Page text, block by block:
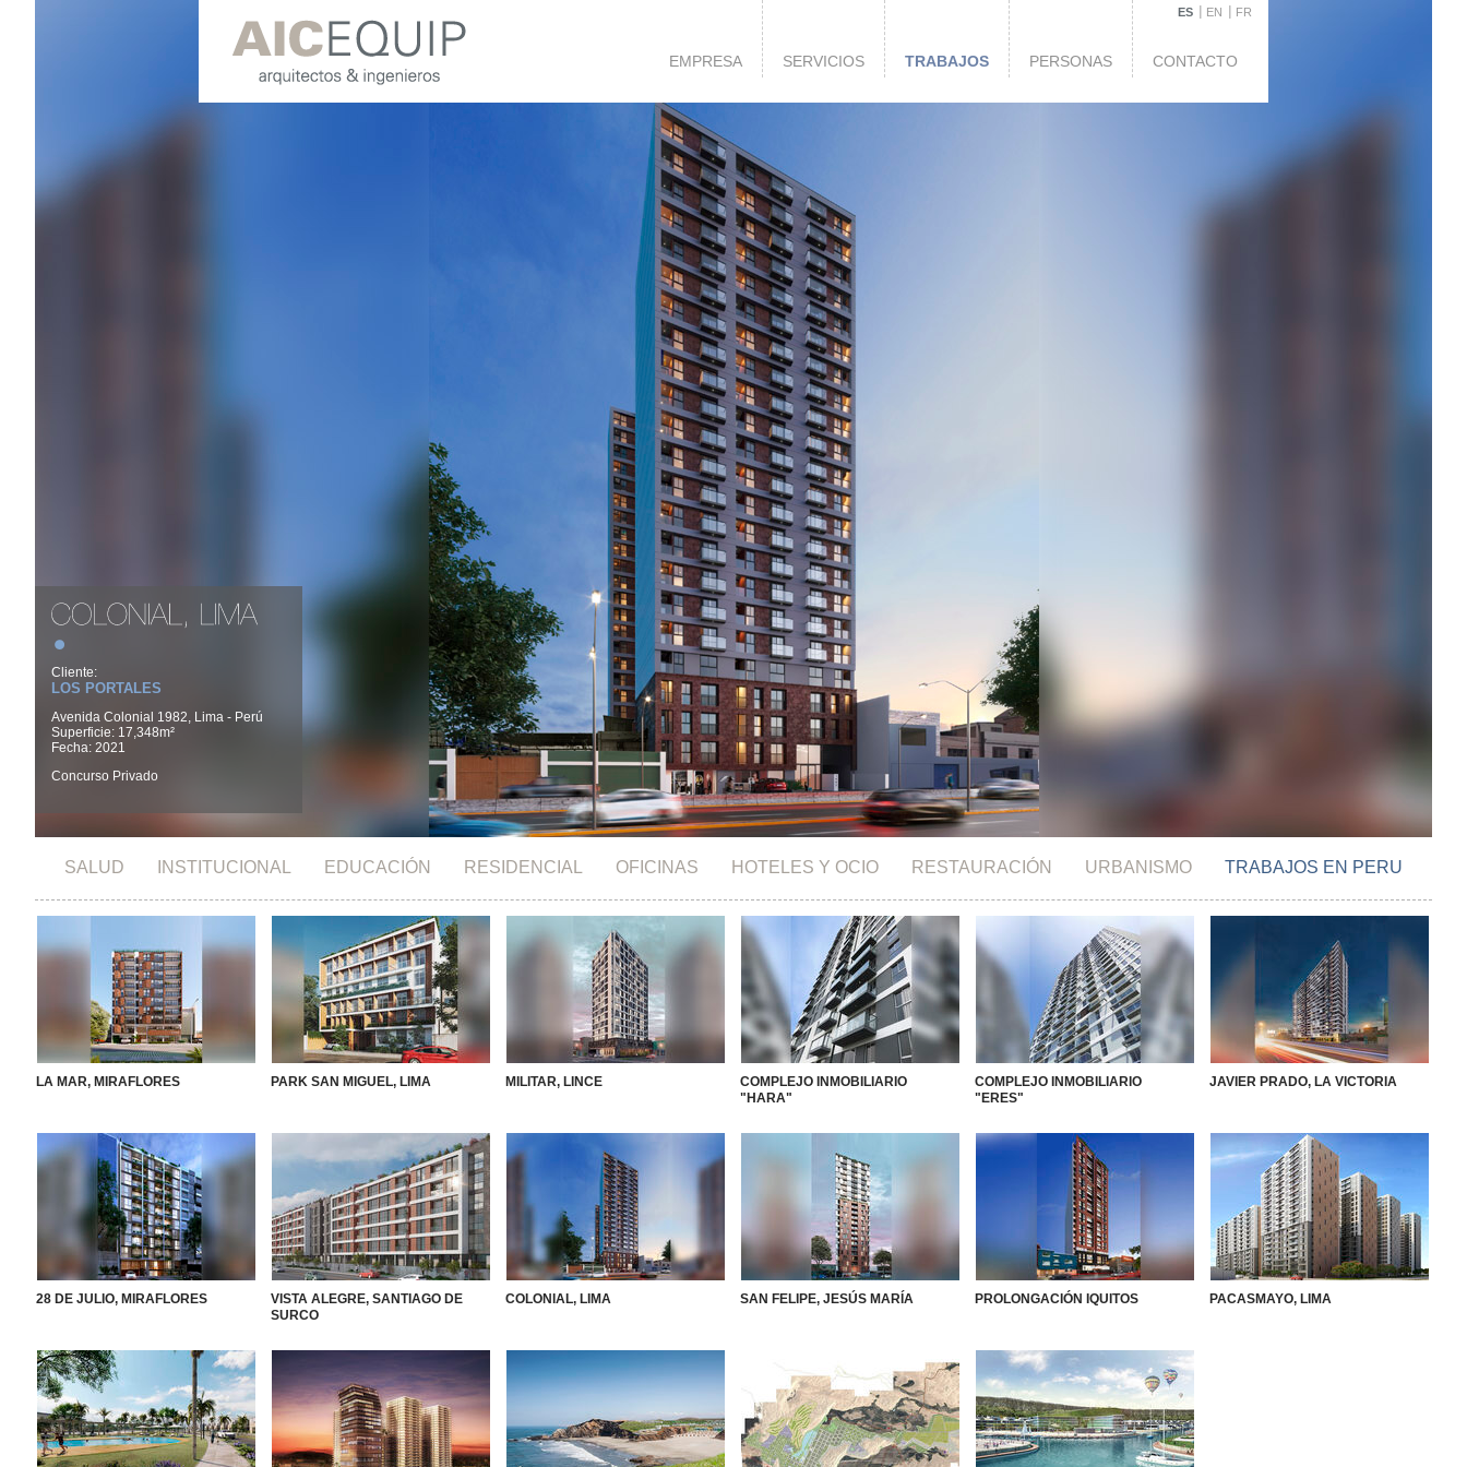
ES EN FR
EMPRESA SERVICIOS TRABAJOS PERSONAS CONTACTO
Cliente:
LOS PORTALES
Avenida Colonial 1982, Lima - Perú
Superficie: 17,348m²
Fecha: 2021
Concurso Privado
SALUD INSTITUCIONAL EDUCACIÓN RESIDENCIAL OFICINAS HOTELES Y OCIO RESTAURACIÓN URBANISMO TRABAJOS EN PERU
LA MAR, MIRAFLORES PARK SAN MIGUEL, LIMA MILITAR, LINCE
COMPLEJO INMOBILIARIO
"HARA"
COMPLEJO INMOBILIARIO
"ERES"
JAVIER PRADO, LA VICTORIA
28 DE JULIO, MIRAFLORES
VISTA ALEGRE, SANTIAGO DE
SURCO
COLONIAL, LIMA SAN FELIPE, JESÚS MARÍA PROLONGACIÓN IQUITOS PACASMAYO, LIMA